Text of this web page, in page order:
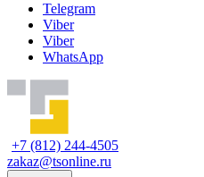
Telegram
Viber
Viber
WhatsApp
+7 (812) 244-4505
zakaz@tsonline.ru